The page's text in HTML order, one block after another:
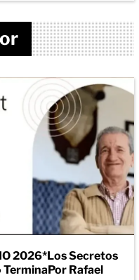
2026*Los Secretos
Rafael